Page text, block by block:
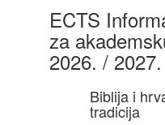
ECTS
za
2026. / 2027.
Biblija i
tradicija